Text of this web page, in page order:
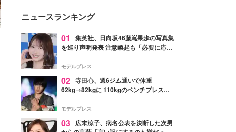
性を秘めた、革新的な「Water
Capturing Skin（ウォーターキャ
プチャリングスキン：捕水肌）」
技術を、花王が構築した。
ニュースランキング
01
集英社、日向坂46藤嶌果歩の写真集
を巡り声明発表 注意喚起も「必要に応じ
モデルプレス
02 寺田心、週6ジム通いで体重
62kg→82kgに 110kgのベンチプレス持
「かっこいい」と反響
モデルプレス
03
広末涼子、病名公表を決断した次男